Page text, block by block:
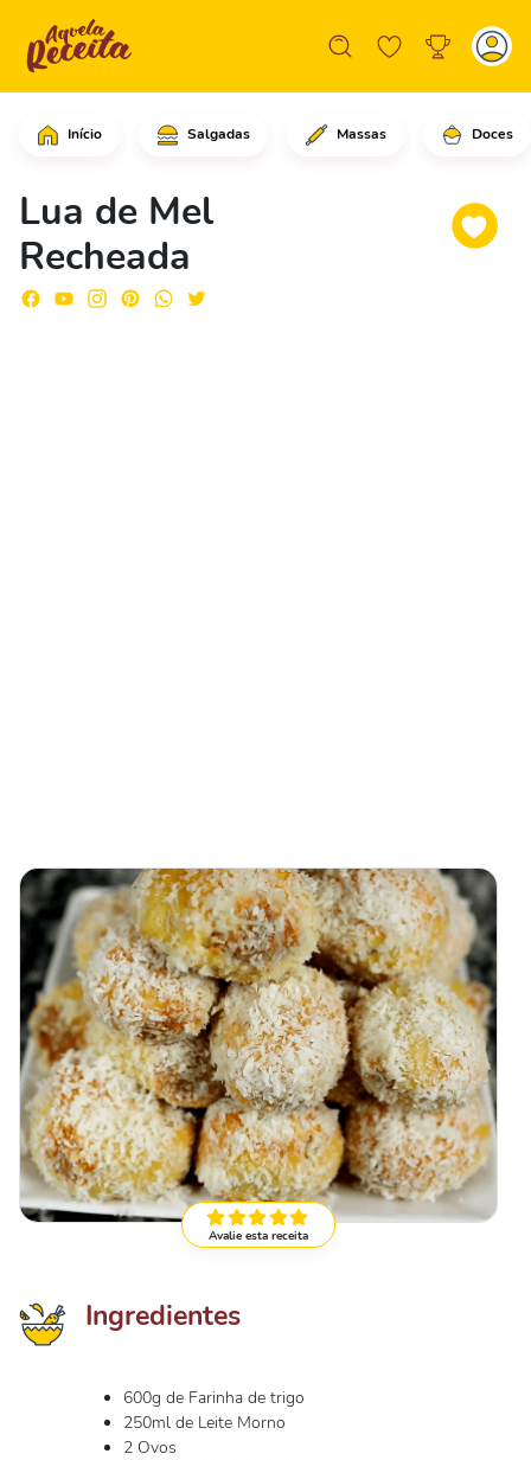
Início Salgadas Massas Doces
Lua de Mel
Recheada
Em um refratário, coloque a farinha
Avalie esta receita
Ingredientes
600g de Farinha de trigo
250ml de Leite Morno
2 Ovos